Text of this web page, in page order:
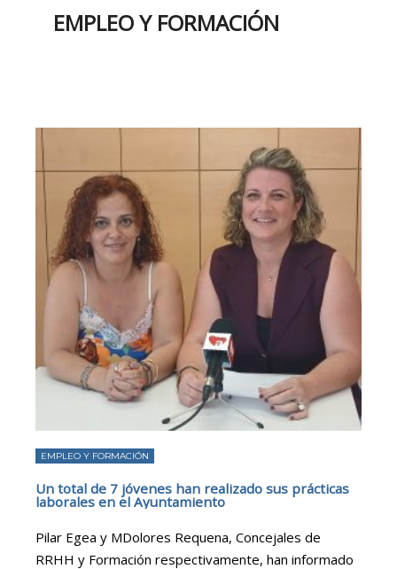
EMPLEO Y FORMACIÓN
EMPLEO Y FORMACIÓN
Un total de 7 jóvenes han realizado sus prácticas
laborales en el Ayuntamiento
Pilar Egea y MDolores Requena, Concejales de
RRHH y Formación respectivamente, han informado